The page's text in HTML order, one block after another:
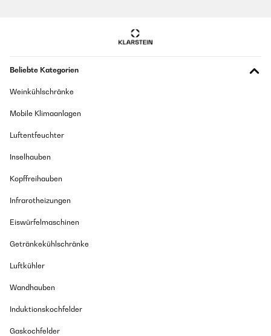
Beliebte Kategorien
Weinkühlschränke
Mobile Klimaanlagen
Luftentfeuchter
Inselhauben
Kopffreihauben
Infrarotheizungen
Eiswürfelmaschinen
Getränkekühlschränke
Luftkühler
Wandhauben
Induktionskochfelder
Gaskochfelder